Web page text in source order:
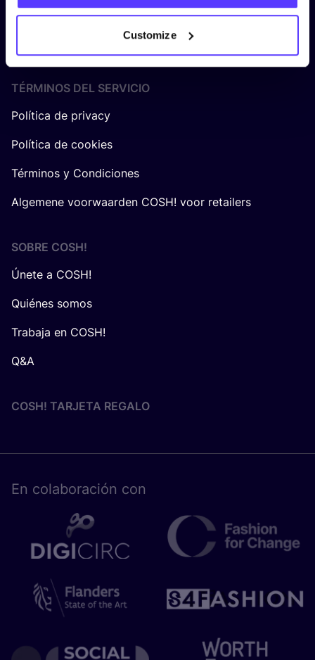
Customize
TÉRMINOS DEL SERVICIO
Política de privacy
Política de cookies
Términos y Condiciones
Algemene voorwaarden COSH! voor retailers
SOBRE COSH!
Únete a COSH!
Quiénes somos
Trabaja en COSH!
Q&A
COSH! TARJETA REGALO
En cola­bo­ra­ción con